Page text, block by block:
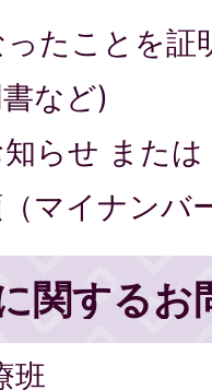
たことを証
など)
らせ また
マイナンバ
関するお
班